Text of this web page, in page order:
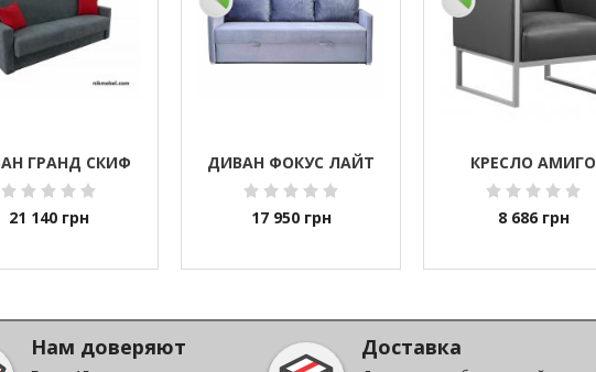
ГРАНД СКИФ
21 140 грн
ДИВАН ФОКУС ЛАЙТ
17 950 грн
КРЕСЛО АМИГО
8 686 грн
Нам доверяют Доставка